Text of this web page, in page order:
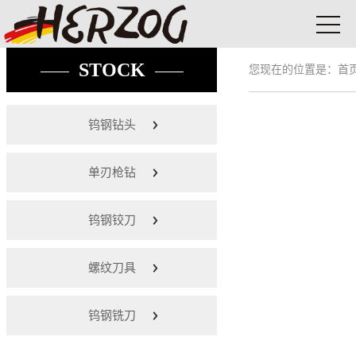
STOCK
钨钢钻头
单刃枪钻
钨钢铰刀
螺纹刀具
钨钢铣刀
您现在的位置是： 首